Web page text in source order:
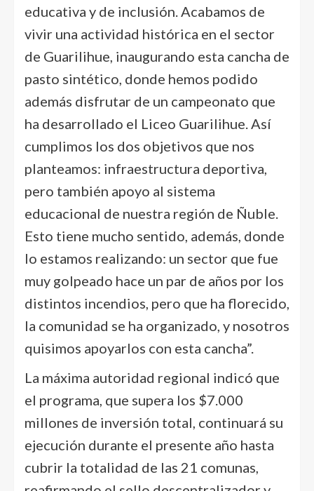
educativa y de inclusión. Acabamos de
vivir una actividad histórica en el sector
de Guarilihue, inaugurando esta cancha de
pasto sintético, donde hemos podido
además disfrutar de un campeonato que
ha desarrollado el Liceo Guarilihue. Así
cumplimos los dos objetivos que nos
planteamos: infraestructura deportiva,
pero también apoyo al sistema
educacional de nuestra región de Ñuble.
Esto tiene mucho sentido, además, donde
lo estamos realizando: un sector que fue
muy golpeado hace un par de años por los
distintos incendios, pero que ha florecido,
la comunidad se ha organizado, y nosotros
quisimos apoyarlos con esta cancha”.
La máxima autoridad regional indicó que
el programa, que supera los $7.000
millones de inversión total, continuará su
ejecución durante el presente año hasta
cubrir la totalidad de las 21 comunas,